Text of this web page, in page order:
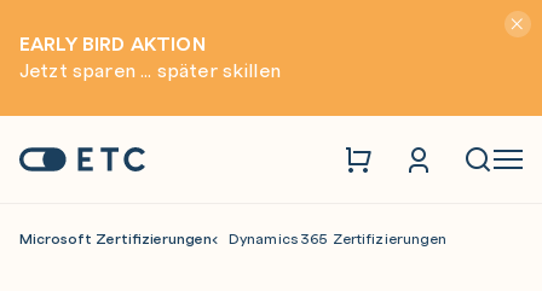
EARLY BIRD AKTION
Jetzt sparen ... später skillen
Startseite: ETC
Microsoft Zertifizierungen Dynamics 365 Zertifizierungen